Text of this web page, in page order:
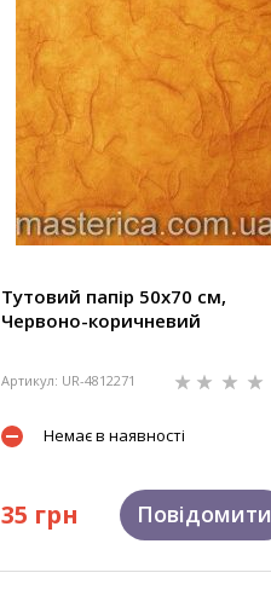
Тутовий папір 50х70 см,
Червоно-коричневий
Артикул: UR-4812271
Немає в наявності
35 грн Повідомити